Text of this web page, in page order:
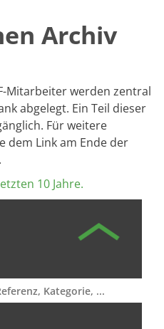
Archiv
Mitarbeiter werden zentral
abgelegt. ​Ein Teil dieser
Für weitere
dem Link am Ende der
10 Jahre.